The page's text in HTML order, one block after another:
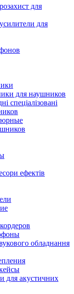
для
для
для наушников
спеціалізовані
ефектів
обладнання
для акустичних